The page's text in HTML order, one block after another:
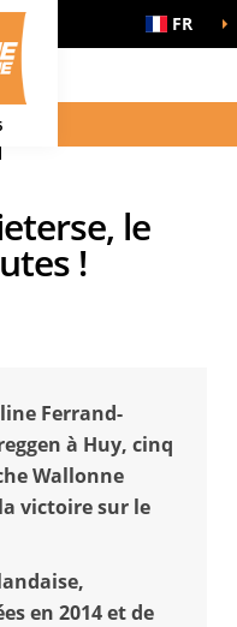
FR
le
!
Ferrand-
à Huy, cinq
Wallonne
victoire sur le
en 2014 et de